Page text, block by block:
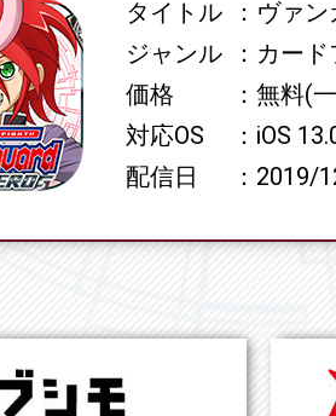
SPECタイトル
ヴァン
ジャンル
カード
価格
無料(
対応OS
iOS
配信日
2019/